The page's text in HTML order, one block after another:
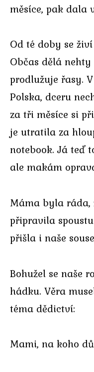
měsíce, pak dala
Od té doby se
Občas dělá
prodlužuje řasy.
Polska, dceru
za tři měsíce si
je utratila za
notebook. Já teď
ale makám
Máma byla ráda,
připravila
přišla i naše
Bohužel se naše
hádku. Věra
téma dědictví:
Mami, na koho